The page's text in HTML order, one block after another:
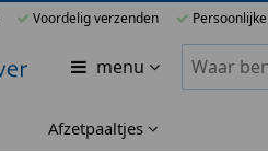
Voordelig verzenden
menu Zoeken
Afzetpaaltjes